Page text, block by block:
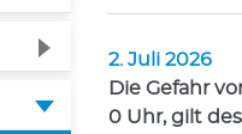
2. Juli 2026
Die Gefahr
0 Uhr, gilt